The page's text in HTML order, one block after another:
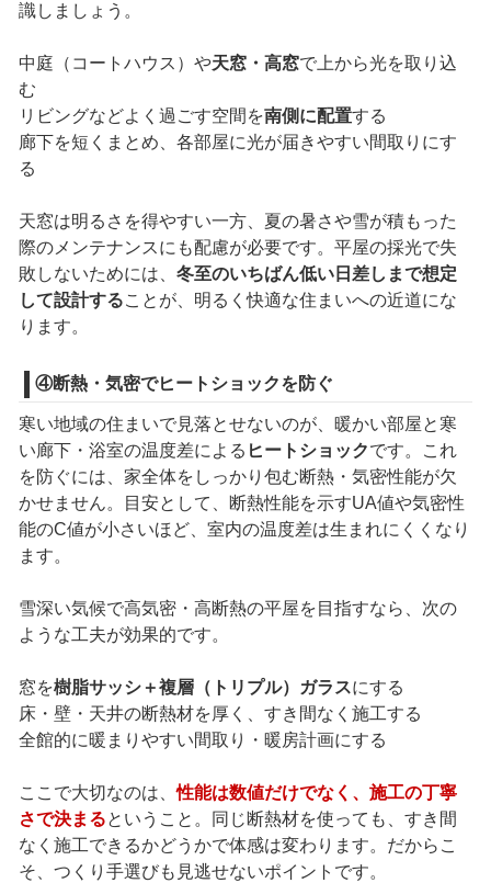
識しましょう。
中庭（コートハウス）や天窓・高窓で上から光を取り込
む
リビングなどよく過ごす空間を南側に配置する
廊下を短くまとめ、各部屋に光が届きやすい間取りにす
る
天窓は明るさを得やすい一方、夏の暑さや雪が積もった
際のメンテナンスにも配慮が必要です。平屋の採光で失
敗しないためには、 冬至のいちばん低い日差しまで想定
して設計することが、明るく快適な住まいへの近道にな
ります。
④断熱・気密でヒートショックを防ぐ
寒い地域の住まいで見落とせないのが、暖かい部屋と寒
い廊下・浴室の温度差による ヒートショックです。これ
を防ぐには、家全体をしっかり包む断熱・気密性能が欠
かせません。目安として、断熱性能を示すUA値や気密性
能のC値が小さいほど、室内の温度差は生まれにくくなり
ます。
雪深い気候で高気密・高断熱の平屋を目指すなら、次の
ような工夫が効果的です。
窓を樹脂サッシ＋複層（トリプル）ガラスにする
床・壁・天井の断熱材を厚く、すき間なく施工する
全館的に暖まりやすい間取り・暖房計画にする
ここで大切なのは、性能は数値だけでなく、施工の丁寧
さで決まるということ。同じ断熱材を使っても、すき間
なく施工できるかどうかで体感は変わります。だからこ
そ、つくり手選びも見逃せないポイントです。